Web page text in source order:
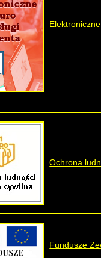
Ochrona
Fundusze